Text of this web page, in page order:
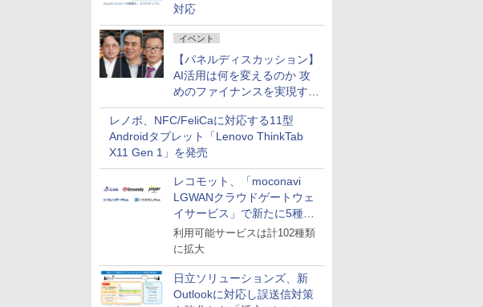
対応
イベント
【パネルディスカッション】
AI活用は何を変えるのか 攻
めのファイナンスを実現する
業務設計とマインドセット変
革
レノボ、NFC/FeliCaに対応する11型
Androidタブレット「Lenovo ThinkTab
X11 Gen 1」を発売
レコモット、「moconavi
LGWANクラウドゲートウェ
イサービス」で新たに5種類
のサービスと連携開始
利用可能サービスは計102種類
に拡大
日立ソリューションズ、新
Outlookに対応し誤送信対策